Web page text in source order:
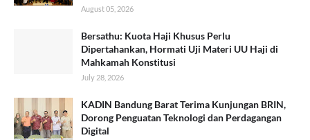
August 05, 2026
Bersathu: Kuota Haji Khusus Perlu
Dipertahankan, Hormati Uji Materi UU Haji di
Mahkamah Konstitusi
July 28, 2026
KADIN Bandung Barat Terima Kunjungan BRIN,
Dorong Penguatan Teknologi dan Perdagangan
Digital